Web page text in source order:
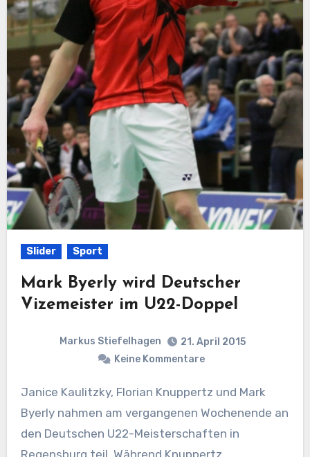
Slider Sport
Mark Byerly wird Deutscher
Vizemeister im U22-Doppel
Markus Stiefelhagen
21. April 2015
Keine Kommentare
Janice Kaulitzky, Florian Knuppertz und Mark
Byerly nahmen am vergangenen Wochenende an
den Deutschen U22-Meisterschaften in
Regensburg teil. Während Knuppertz…